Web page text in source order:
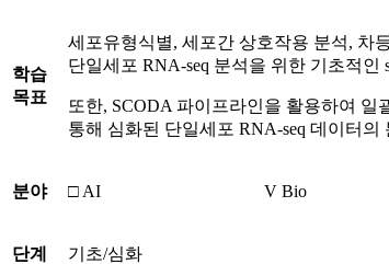
학습
목표
세포유형식별, 세포간 상호작용 분석, 차
단일세포 RNA-seq 분석을 위한 기초적인
또한, SCODA 파이프라인을 활용하여
통해 심화된 단일세포 RNA-seq 데이터의
분야 □ AI V Bio
단계 기초/심화